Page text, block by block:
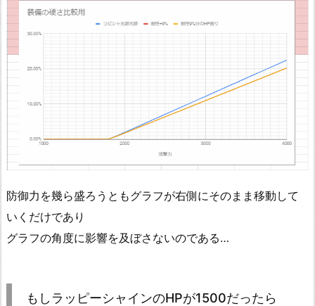
防御力を幾ら盛ろうともグラフが右側にそのまま移動して
いくだけであり
グラフの角度に影響を及ぼさないのである…
もしラッピーシャインのHPが1500だったら